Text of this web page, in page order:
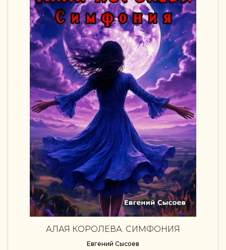
АЛАЯ КОРОЛЕВА. СИМФОНИЯ
Евгений Сысоев